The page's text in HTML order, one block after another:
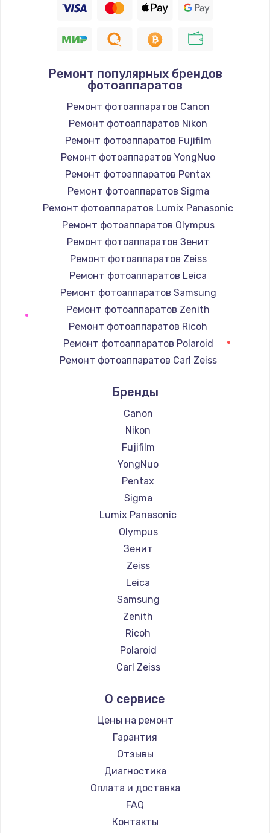
Заказать
Замена шнура
1400 руб.
Заказать
Замена / ремонт электронного модуля
управления
600 руб.
Заказать
Замена конфорки
1100 руб.
Заказать
Замена платы сенсора
900 руб.
Заказать
Замена регулятора режимов конфорки
900 руб.
Заказать
1300 руб.
Заказать
Замена сигнальной лампы
1200 руб.
Заказать
Замена системной платы
1500 руб.
Заказать
Замена температурного датчика
2500 руб.
Заказать
Замена электроконфорки
1300 руб.
Техобслуживание
Заказать
Установка / подключение / демонтаж
1300 руб.
Заказать
Ремонт популярных брендов
фотоаппаратов
Ремонт фотоаппаратов Canon
Ремонт фотоаппаратов Nikon
Ремонт фотоаппаратов Fujifilm
Ремонт фотоаппаратов YongNuo
Ремонт фотоаппаратов Pentax
Ремонт фотоаппаратов Sigma
Ремонт фотоаппаратов Lumix Panasonic
Ремонт фотоаппаратов Olympus
Ремонт фотоаппаратов Зенит
Ремонт фотоаппаратов Zeiss
Ремонт фотоаппаратов Leica
Ремонт фотоаппаратов Samsung
Ремонт фотоаппаратов Zenith
Ремонт фотоаппаратов Ricoh
Ремонт фотоаппаратов Polaroid
Ремонт фотоаппаратов Carl Zeiss
Ремонт фотоаппаратов Kodak
Ремонт фотоаппаратов Blackmagic
Бренды
Canon
Nikon
Fujifilm
YongNuo
Pentax
Sigma
Lumix Panasonic
Olympus
Зенит
Zeiss
Leica
Samsung
Zenith
Ricoh
Polaroid
Carl Zeiss
Kodak
Blackmagic
О сервисе
Цены на ремонт
Гарантия
Отзывы
Диагностика
Оплата и доставка
FAQ
Контакты